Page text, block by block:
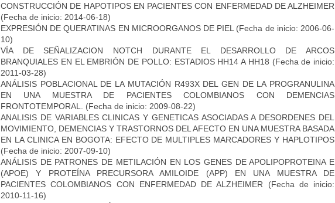
CONSTRUCCIÓN DE HAPOTIPOS EN PACIENTES CON ENFERMEDAD DE ALZHEIMER
(Fecha de inicio: 2014-06-18)
EXPRESIÓN DE QUERATINAS EN MICROORGANOS DE PIEL (Fecha de inicio: 2006-06-
10)
VÍA DE SEÑALIZACION NOTCH DURANTE EL DESARROLLO DE ARCOS
BRANQUIALES EN EL EMBRIÓN DE POLLO: ESTADIOS HH14 A HH18 (Fecha de inicio:
2011-03-28)
ANÁLISIS POBLACIONAL DE LA MUTACIÓN R493X DEL GEN DE LA PROGRANULINA
EN UNA MUESTRA DE PACIENTES COLOMBIANOS CON DEMENCIAS
FRONTOTEMPORAL.
(Fecha de inicio: 2009-08-22)
ANALISIS DE VARIABLES CLINICAS Y GENETICAS ASOCIADAS A DESORDENES DEL
MOVIMIENTO, DEMENCIAS Y TRASTORNOS DEL AFECTO EN UNA MUESTRA BASADA
EN LA CLINICA EN BOGOTA: EFECTO DE MULTIPLES MARCADORES Y HAPLOTIPOS
(Fecha de inicio: 2007-09-10)
ANÁLISIS DE PATRONES DE METILACIÓN EN LOS GENES DE APOLIPOPROTEINA E
(APOE) Y PROTEÍNA PRECURSORA AMILOIDE (APP) EN UNA MUESTRA DE
PACIENTES COLOMBIANOS CON ENFERMEDAD DE ALZHEIMER (Fecha de inicio:
2010-11-16)